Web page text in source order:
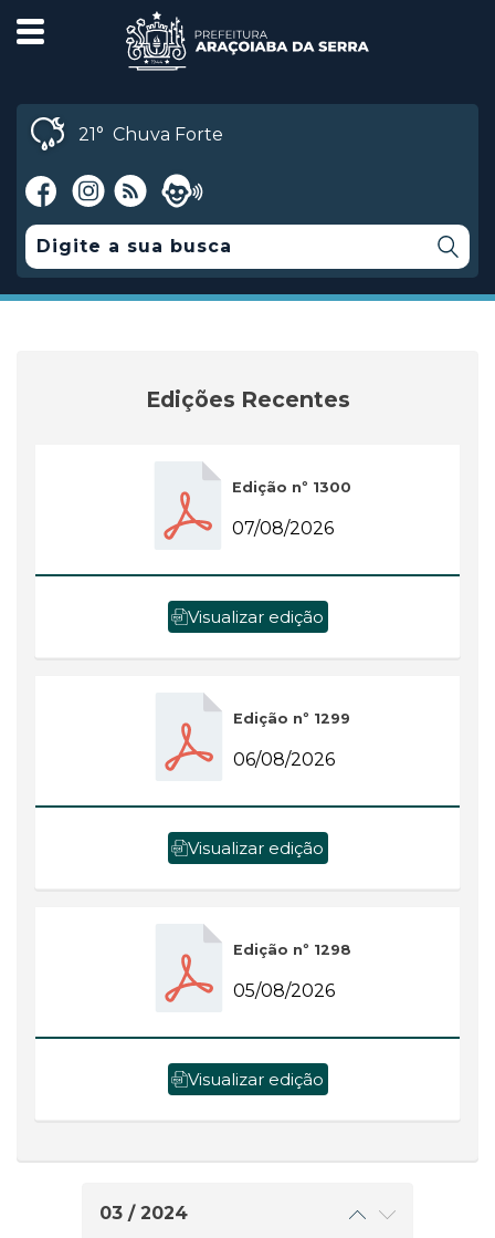
21° Chuva Forte
Edições Recentes
Edição nº 1300
07/08/2026
Visualizar edição
Edição nº 1299
06/08/2026
Visualizar edição
Edição nº 1298
05/08/2026
Visualizar edição
03 / 2024